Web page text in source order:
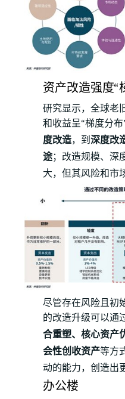
资产改造强度“
研究显示，全球老
和收益呈“梯度分
度改造，到深度改
途；改造规模、深
大，但其风险和市
尽管存在风险且初
的改造升级可以通
合重塑、核心资产
会性创收资产等方
动的能力，创造出
办公楼